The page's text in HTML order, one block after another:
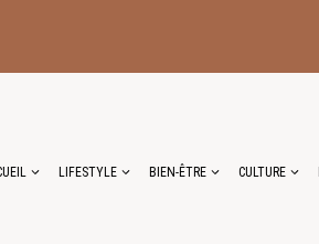
LIFESTYLE BIEN-ÊTRE CULTURE